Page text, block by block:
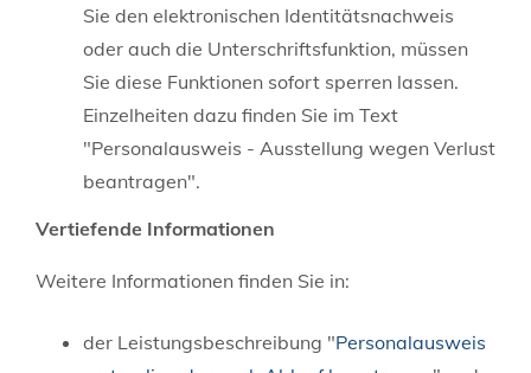
Sie den elektronischen Identitätsnachweis
oder auch die Unterschriftsfunktion, müssen
Sie diese Funktionen sofort sperren lassen.
Einzelheiten dazu finden Sie im Text
"Personalausweis - Ausstellung wegen Verlust
beantragen".
Vertiefende Informationen
Weitere Informationen finden Sie in:
der Leistungsbeschreibung "Personalausweis